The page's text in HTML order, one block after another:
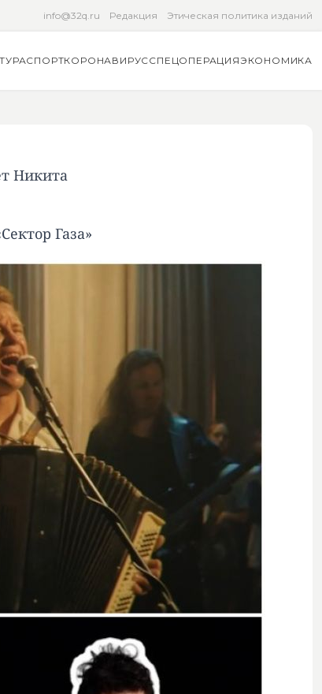
info@32q.ru Редакция Этическая политика изданий
СПОРТКОРОНАВИРУССПЕЦОПЕРАЦИЯЭКОНОМИКА
Никита
Газа»